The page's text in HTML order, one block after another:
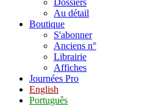
Dossiers
Au détail
Boutique
S'abonner
Anciens n°
Librairie
Affiches
Journées Pro
English
Português